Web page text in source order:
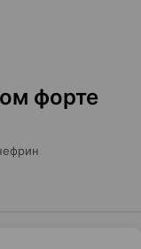
форте